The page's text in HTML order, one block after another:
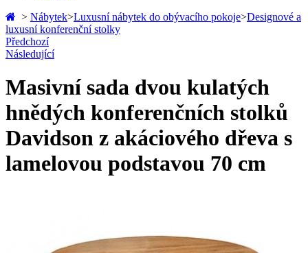
> Nábytek>Luxusní nábytek do obývacího pokoje>Designové a
luxusní konferenční stolky
Předchozí
Následující
Masivní sada dvou kulatých
hnědých konferenčních stolků
Davidson z akáciového dřeva s
lamelovou podstavou 70 cm